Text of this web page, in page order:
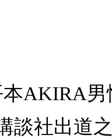
AKIRA
談社出道